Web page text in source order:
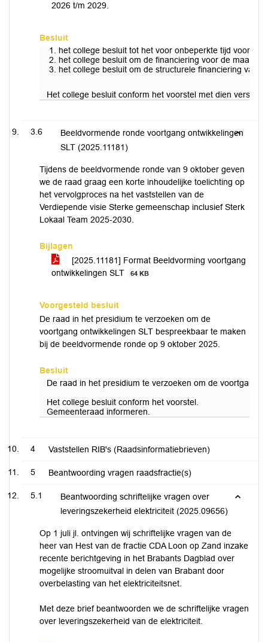
2026 t/m 2029.
Besluit
het college besluit tot het voor onbeperkte tijd
het college besluit om de financiering voor de
het college besluit om de structurele financiering
Het college besluit conform het voorstel met dien
3.6
Beeldvormende ronde voortgang ontwikkelingen
SLT (2025.11181)
Tijdens de beeldvormende ronde van 9 oktober geven
we de raad graag een korte inhoudelijke toelichting op
het vervolgproces na het vaststellen van de
Verdiepende visie Sterke gemeenschap inclusief Sterk
Lokaal Team 2025-2030.
Bijlagen
[2025.11181] Format Beeldvorming voortgang
ontwikkelingen SLT
64 KB
Voorgesteld besluit
De raad in het presidium te verzoeken om de
voortgang ontwikkelingen SLT bespreekbaar te maken
bij de beeldvormende ronde op 9 oktober 2025.
Besluit
De raad in het presidium te verzoeken om de voortgang
Het college besluit conform het voorstel.
Gemeenteraad informeren.
4 Vaststellen RIB's (Raadsinformatiebrieven)
5 Beantwoording vragen raadsfractie(s)
5.1
Beantwoording schriftelijke vragen over
leveringszekerheid elektriciteit (2025.09656)
Op 1 juli jl. ontvingen wij schriftelijke vragen van de
heer van Hest van de fractie CDA Loon op Zand inzake
recente berichtgeving in het Brabants Dagblad over
mogelijke stroomuitval in delen van Brabant door
overbelasting van het elektriciteitsnet.
Met deze brief beantwoorden we de schriftelijke vragen
over leveringszekerheid van de elektriciteit.